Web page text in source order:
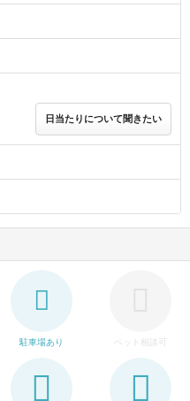
日当たりについて聞きたい
駐車場あり ペット相談可